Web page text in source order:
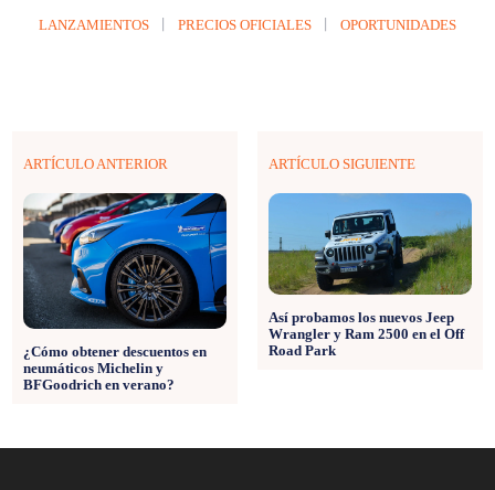
LANZAMIENTOS PRECIOS OFICIALES OPORTUNIDADES
ARTÍCULO ANTERIOR
¿Cómo obtener descuentos en
neumáticos Michelin y
BFGoodrich en verano?
ARTÍCULO SIGUIENTE
Así probamos los nuevos Jeep
Wrangler y Ram 2500 en el Off
Road Park